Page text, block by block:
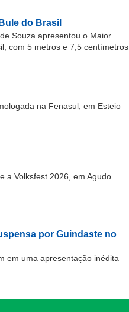
do Brasil
Souza apresentou o Maior
com 5 metros e 7,5 centímetros
na Fenasul, em Esteio
a Volksfest 2026, em Agudo
por Guindaste no
em uma apresentação inédita